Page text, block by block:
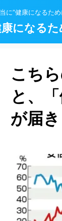
に”健康になるた
になる
こち
と、
が届